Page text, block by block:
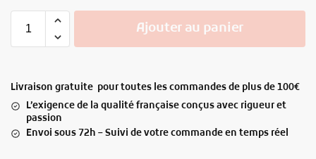
Ajouter au panier
Livraison gratuite pour toutes les commandes de plus de 100€
L’exigence de la qualité française conçus avec rigueur et
passion
Envoi sous 72h – Suivi de votre commande en temps réel